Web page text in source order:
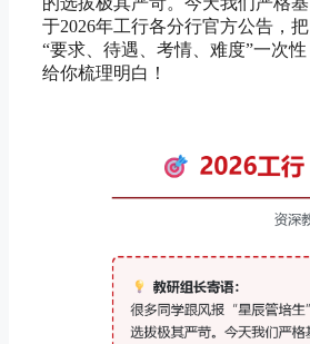
于2026年工行各分行官方公告，把
“要求、待遇、考情、难度”一次性
给你梳理明白！